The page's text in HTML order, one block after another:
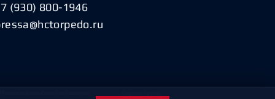
(930) 800-1946